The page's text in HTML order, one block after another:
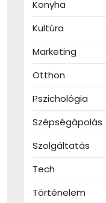
Konyha
Kultúra
Marketing
Otthon
Pszichológia
Szépségápolás
Szolgáltatás
Tech
Történelem